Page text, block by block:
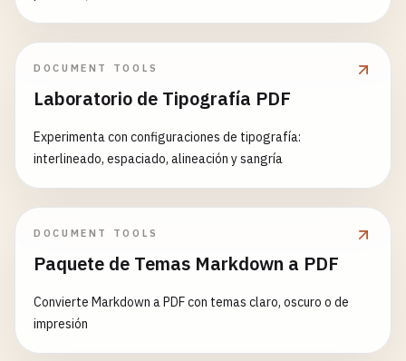
DOCUMENT TOOLS
Laboratorio de Tipografía PDF
Experimenta con configuraciones de tipografía:
interlineado, espaciado, alineación y sangría
DOCUMENT TOOLS
Paquete de Temas Markdown a PDF
Convierte Markdown a PDF con temas claro, oscuro o de
impresión